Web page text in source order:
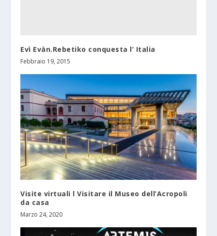
Evì Evàn.Rebetiko conquesta l’ Italia
Febbraio 19, 2015
Visite virtuali l Visitare il Museo dell’Acropoli
da casa
Marzo 24, 2020